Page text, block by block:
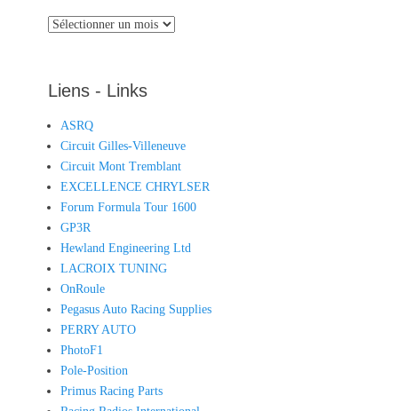
Archives
Liens - Links
ASRQ
Circuit Gilles-Villeneuve
Circuit Mont Tremblant
EXCELLENCE CHRYLSER
Forum Formula Tour 1600
GP3R
Hewland Engineering Ltd
LACROIX TUNING
OnRoule
Pegasus Auto Racing Supplies
PERRY AUTO
PhotoF1
Pole-Position
Primus Racing Parts